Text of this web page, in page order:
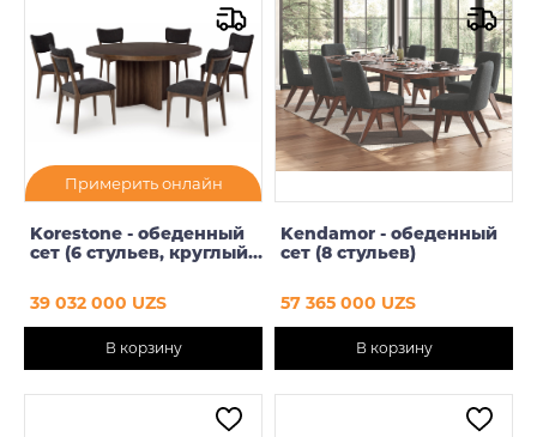
Примерить онлайн
Korestone - обеденный
сет (6 стульев, круглый
39 032 000 UZS
В корзину
Kendamor - обеденный
сет (8 стульев)
57 365 000 UZS
В корзину